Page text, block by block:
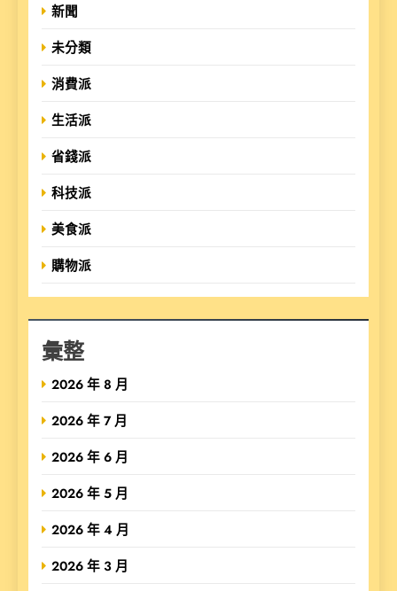
新聞
未分類
消費派
生活派
省錢派
科技派
美食派
購物派
彙整
2026 年 8 月
2026 年 7 月
2026 年 6 月
2026 年 5 月
2026 年 4 月
2026 年 3 月